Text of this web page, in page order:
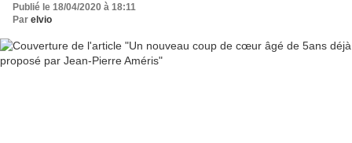
Publié le 18/04/2020 à 18:11
Par elvio